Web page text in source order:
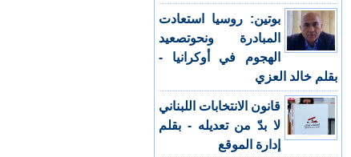
بوتين: روسيا استعادت
المبادرة ونحوتصعيد
الهجوم في أوكرانيا -
بقلم خالد العزي
قانون الانتخابات اللبناني
لا بدّ من تعديله - بقلم
إدارة الموقع